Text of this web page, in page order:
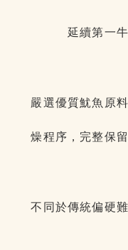
延續第一
嚴選優質魷魚原
燥程序，完整保
不同於傳統偏硬